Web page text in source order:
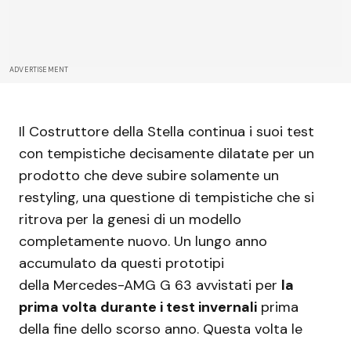
ADVERTISEMENT
Il Costruttore della Stella continua i suoi test
con tempistiche decisamente dilatate per un
prodotto che deve subire solamente un
restyling, una questione di tempistiche che si
ritrova per la genesi di un modello
completamente nuovo. Un lungo anno
accumulato da questi prototipi
della Mercedes-AMG G 63 avvistati per la
prima volta durante i test invernali prima
della fine dello scorso anno. Questa volta le